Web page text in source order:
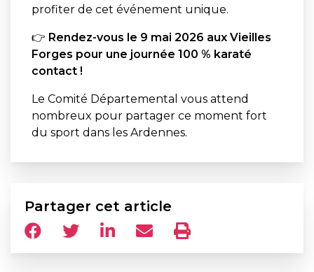
profiter de cet événement unique.
👉 Rendez-vous le 9 mai 2026 aux Vieilles
Forges pour une journée 100 % karaté
contact !
Le Comité Départemental vous attend
nombreux pour partager ce moment fort
du sport dans les Ardennes.
Partager cet article